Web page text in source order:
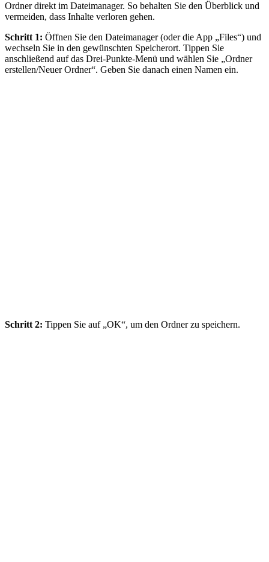
Ordner direkt im Dateimanager. So behalten Sie den Überblick und
vermeiden, dass Inhalte verloren gehen.
Schritt 1: Öffnen Sie den Dateimanager (oder die App „Files“) und
wechseln Sie in den gewünschten Speicherort. Tippen Sie
anschließend auf das Drei‑Punkte‑Menü und wählen Sie „Ordner
erstellen/Neuer Ordner“. Geben Sie danach einen Namen ein.
Schritt 2: Tippen Sie auf „OK“, um den Ordner zu speichern.